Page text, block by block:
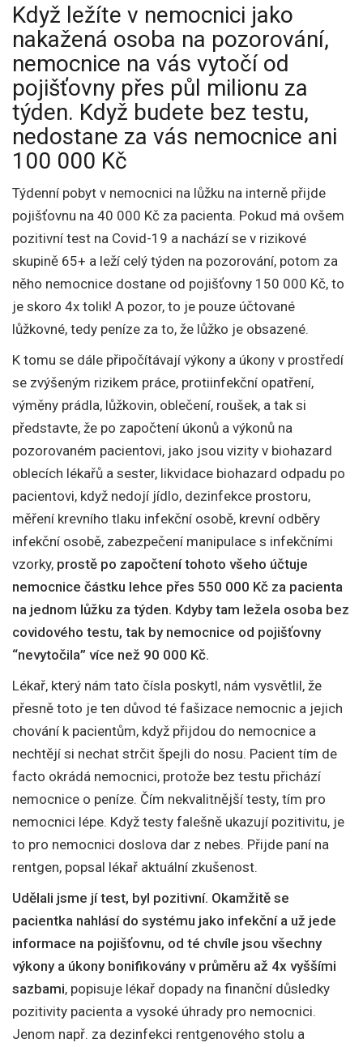
Když ležíte v nemocnici jako
nakažená osoba na pozorování,
nemocnice na vás vytočí od
pojišťovny přes půl milionu za
týden. Když budete bez testu,
nedostane za vás nemocnice ani
100 000 Kč
Týdenní pobyt v nemocnici na lůžku na interně přijde
pojišťovnu na 40 000 Kč za pacienta. Pokud má ovšem
pozitivní test na Covid-19 a nachází se v rizikové
skupině 65+ a leží celý týden na pozorování, potom za
něho nemocnice dostane od pojišťovny 150 000 Kč, to
je skoro 4x tolik! A pozor, to je pouze účtované
lůžkovné, tedy peníze za to, že lůžko je obsazené.
K tomu se dále připočítávají výkony a úkony v prostředí
se zvýšeným rizikem práce, protiinfekční opatření,
výměny prádla, lůžkovin, oblečení, roušek, a tak si
představte, že po započtení úkonů a výkonů na
pozorovaném pacientovi, jako jsou vizity v biohazard
oblecích lékařů a sester, likvidace biohazard odpadu po
pacientovi, když nedojí jídlo, dezinfekce prostoru,
měření krevního tlaku infekční osobě, krevní odběry
infekční osobě, zabezpečení manipulace s infekčními
vzorky, prostě po započtení tohoto všeho účtuje
nemocnice částku lehce přes 550 000 Kč za pacienta
na jednom lůžku za týden. Kdyby tam ležela osoba bez
covidového testu, tak by nemocnice od pojišťovny
“nevytočila” více než 90 000 Kč.
Lékař, který nám tato čísla poskytl, nám vysvětlil, že
přesně toto je ten důvod té fašizace nemocnic a jejich
chování k pacientům, když přijdou do nemocnice a
nechtějí si nechat strčit špejli do nosu. Pacient tím de
facto okrádá nemocnici, protože bez testu přichází
nemocnice o peníze. Čím nekvalitnější testy, tím pro
nemocnici lépe. Když testy falešně ukazují pozitivitu, je
to pro nemocnici doslova dar z nebes. Přijde paní na
rentgen, popsal lékař aktuální zkušenost.
Udělali jsme jí test, byl pozitivní. Okamžitě se
pacientka nahlásí do systému jako infekční a už jede
informace na pojišťovnu, od té chvíle jsou všechny
výkony a úkony bonifikovány v průměru až 4x vyššími
sazbami, popisuje lékař dopady na finanční důsledky
pozitivity pacienta a vysoké úhrady pro nemocnici.
Jenom např. za dezinfekci rentgenového stolu a